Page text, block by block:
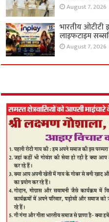
August 7, 2026
भारतीय
लाइफटाइम
August 7, 2026